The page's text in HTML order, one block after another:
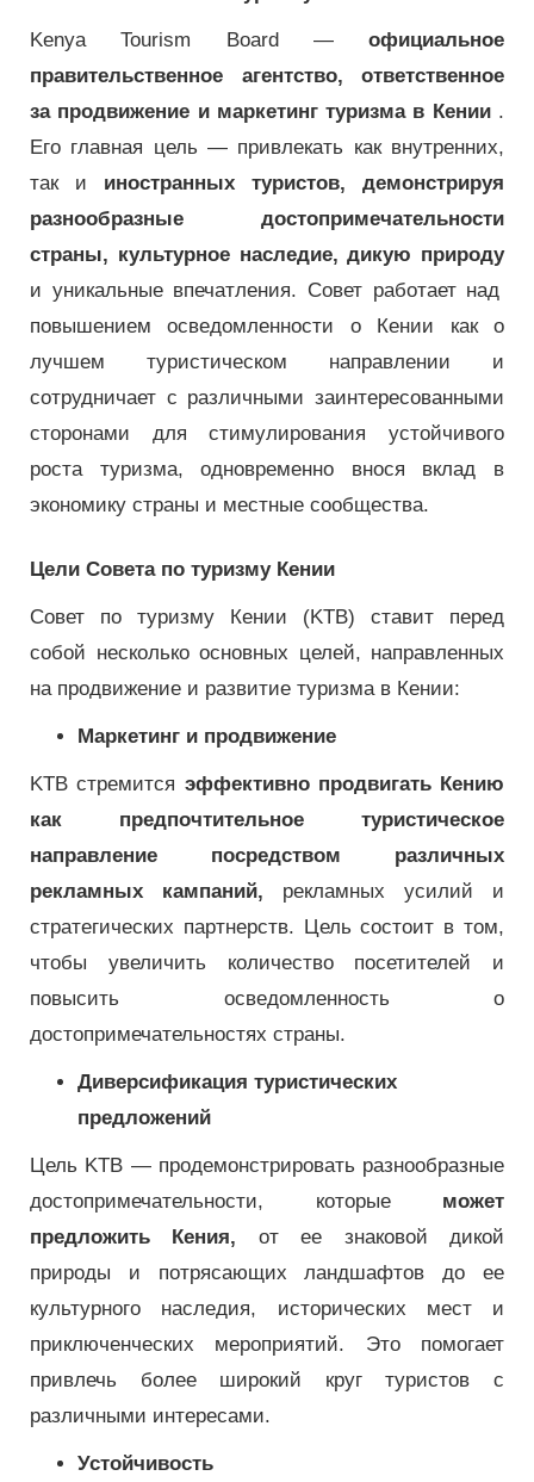
Kenya Tourism Board — официальное
правительственное агентство, ответственное
за продвижение и маркетинг туризма в Кении.
Его главная цель — привлекать как внутренних,
так и иностранных туристов, демонстрируя
разнообразные достопримечательности
страны, культурное наследие, дикую природу
и уникальные впечатления. Совет работает над
повышением осведомленности о Кении как о
лучшем туристическом направлении и
сотрудничает с различными заинтересованными
сторонами для стимулирования устойчивого
роста туризма, одновременно внося вклад в
экономику страны и местные сообщества.
Цели Совета по туризму Кении
Совет по туризму Кении (KTB) ставит перед
собой несколько основных целей, направленных
на продвижение и развитие туризма в Кении:
Маркетинг и продвижение
KTB стремится эффективно продвигать Кению
как предпочтительное туристическое
направление посредством различных
рекламных кампаний, рекламных усилий и
стратегических партнерств. Цель состоит в том,
чтобы увеличить количество посетителей и
повысить осведомленность о
достопримечательностях страны.
Диверсификация туристических
предложений
Цель KTB — продемонстрировать разнообразные
достопримечательности, которые может
предложить Кения, от ее знаковой дикой
природы и потрясающих ландшафтов до ее
культурного наследия, исторических мест и
приключенческих мероприятий. Это помогает
привлечь более широкий круг туристов с
различными интересами.
Устойчивость